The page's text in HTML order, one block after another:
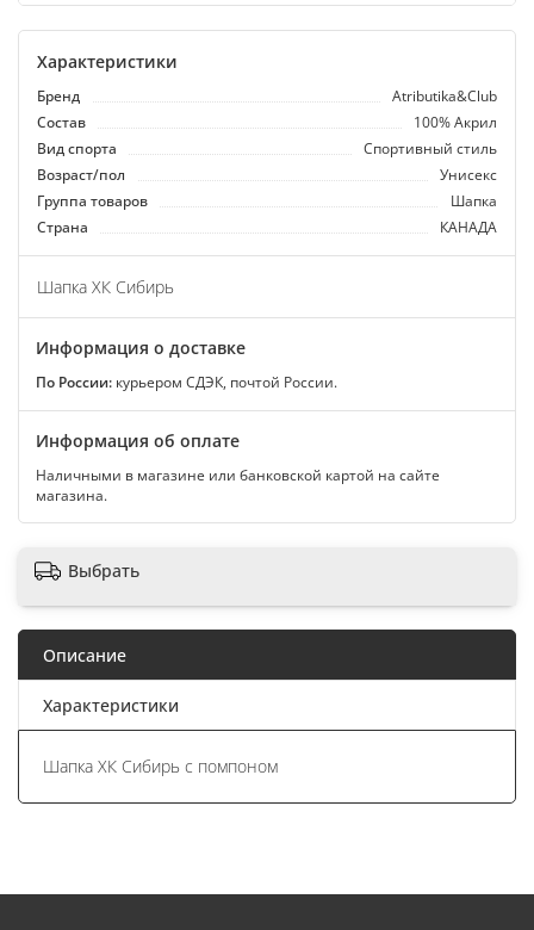
Характеристики
Бренд
Atributika&Club
Состав
100% Акрил
Вид спорта
Спортивный стиль
Возраст/пол
Унисекс
Группа товаров
Шапка
Страна
КАНАДА
Шапка ХК Сибирь
Информация о доставке
По России: курьером СДЭК, почтой России.
Информация об оплате
Наличными в магазине или банковской картой на сайте
магазина.
Выбрать
Описание
Характеристики
Шапка ХК Сибирь с помпоном